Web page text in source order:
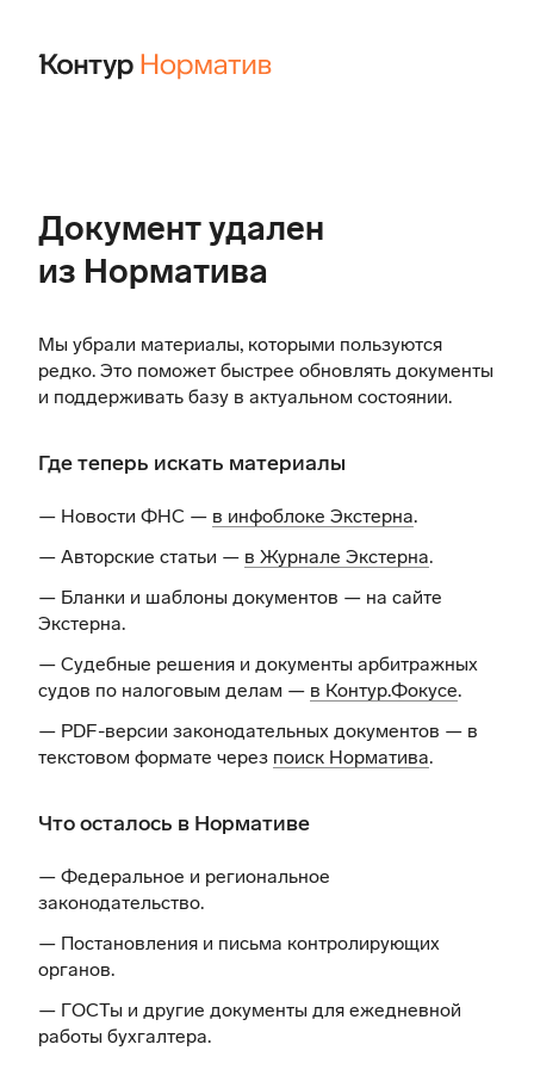
Документ удален
из Норматива
Мы убрали материалы, которыми пользуются
редко. Это поможет быстрее обновлять документы
и поддерживать базу в актуальном состоянии.
Где теперь искать материалы
— Новости ФНС — в инфоблоке Экстерна.
— Авторские статьи — в Журнале Экстерна.
— Бланки и шаблоны документов — на сайте
Экстерна.
— Судебные решения и документы арбитражных
судов по налоговым делам — в Контур.Фокусе.
— PDF-версии законодательных документов — в
текстовом формате через поиск Норматива.
Что осталось в Нормативе
— Федеральное и региональное
законодательство.
— Постановления и письма контролирующих
органов.
— ГОСТы и другие документы для ежедневной
работы бухгалтера.